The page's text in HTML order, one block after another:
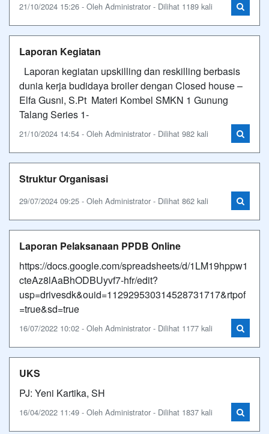
21/10/2024 15:26 - Oleh Administrator - Dilihat 1189 kali
Laporan Kegiatan
Laporan kegiatan upskilling dan reskilling berbasis
dunia kerja budidaya broiler dengan Closed house –
Elfa Gusni, S.Pt Materi Kombel SMKN 1 Gunung
Talang Series 1-
21/10/2024 14:54 - Oleh Administrator - Dilihat 982 kali
Struktur Organisasi
29/07/2024 09:25 - Oleh Administrator - Dilihat 862 kali
Laporan Pelaksanaan PPDB Online
https://docs.google.com/spreadsheets/d/1LM19hppw1
cteAz8lAaBhODBUyvf7-hfr/edit?
usp=drivesdk&ouid=112929530314528731717&rtpof
=true&sd=true
16/07/2022 10:02 - Oleh Administrator - Dilihat 1177 kali
UKS
PJ: Yeni Kartika, SH
16/04/2022 11:49 - Oleh Administrator - Dilihat 1837 kali